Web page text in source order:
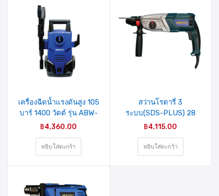
รายการ
สินค้าที่
ชอบ
เครื่องฉีดน้ำแรงดันสูง 105
บาร์ 1400 วัตต์ รุ่น ABW-
VAT-70P(04-009-006)
฿4,360.00
หยิบใส่ตะกร้า
สว่านโรตารี่ 3
ระบบ(SDS-PLUS) 28
มม. 850 วัตต์ รุ่น Z1A-
005) MIXPRO
฿4,115.00
หยิบใส่ตะกร้า